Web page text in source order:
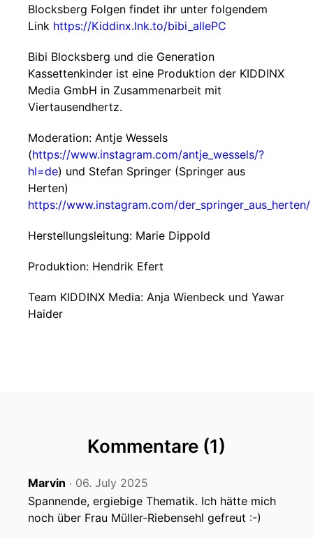
Blocksberg Folgen findet ihr unter folgendem
Link https://Kiddinx.lnk.to/bibi_allePC
Bibi Blocksberg und die Generation
Kassettenkinder ist eine Produktion der KIDDINX
Media GmbH in Zusammenarbeit mit
Viertausendhertz.
Moderation: Antje Wessels
(https://www.instagram.com/antje_wessels/?
hl=de) und Stefan Springer (Springer aus
Herten)
https://www.instagram.com/der_springer_aus_herten/
Herstellungsleitung: Marie Dippold
Produktion: Hendrik Efert
Team KIDDINX Media: Anja Wienbeck und Yawar
Haider
Kommentare (1)
Marvin ‧ 06. July 2025
Spannende, ergiebige Thematik. Ich hätte mich
noch über Frau Müller-Riebensehl gefreut :-)